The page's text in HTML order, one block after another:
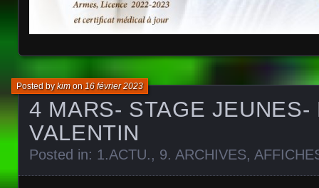
4 MARS- STAGE JEUNES-
VALENTIN
Posted bykimon 16 février 2023
Posted in: 1.ACTU., 9. ARCHIVES,